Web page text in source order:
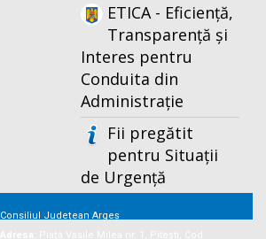
ETICA - Eficiență,
Transparență și
Interes pentru
Conduita din
Administrație
Fii pregătit
pentru Situații
de Urgență
Consiliul Județean Argeș